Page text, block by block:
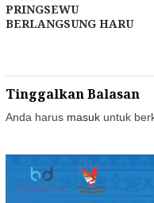
PRINGSEWU
BERLANGSUNG HARU
Tinggalkan Balasan
Anda harus masuk untuk